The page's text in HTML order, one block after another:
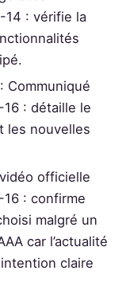
: vérifie la
: Communiqué
: détaille le
les nouvelles
officielle
: confirme
malgré un
car l’actualité
claire